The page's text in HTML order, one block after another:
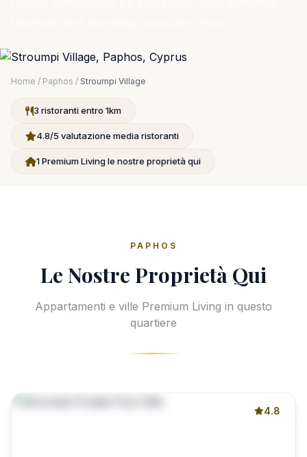
Home / Paphos / Stroumpi Village
3 ristoranti entro 1km
4.8/5 valutazione media ristoranti
1 Premium Living le nostre proprietà qui
PAPHOS
Le Nostre Proprietà Qui
Appartamenti e ville Premium Living in questo
quartiere
4.8